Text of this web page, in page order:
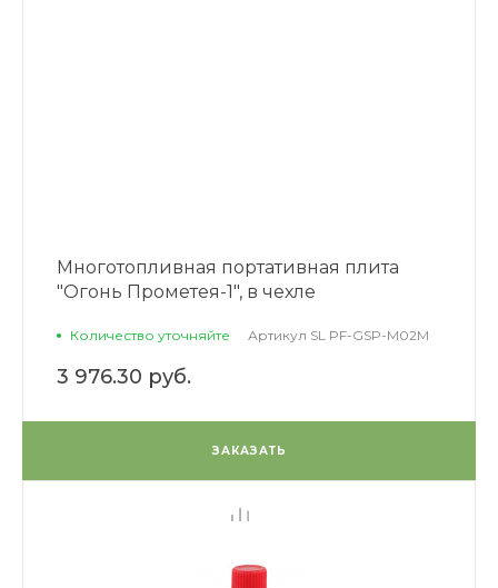
Многотопливная портативная плита
"Огонь Прометея-1", в чехле
Количество уточняйте Артикул SL PF-GSP-M02M
3 976.30 руб.
ЗАКАЗАТЬ